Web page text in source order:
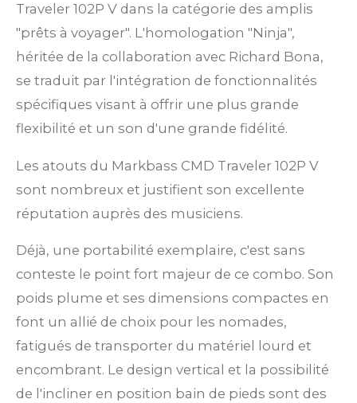
Traveler 102P V dans la catégorie des amplis
"prêts à voyager". L'homologation "Ninja",
héritée de la collaboration avec Richard Bona,
se traduit par l'intégration de fonctionnalités
spécifiques visant à offrir une plus grande
flexibilité et un son d'une grande fidélité.
Les atouts du Markbass CMD Traveler 102P V
sont nombreux et justifient son excellente
réputation auprès des musiciens.
Déjà, une portabilité exemplaire, c'est sans
conteste le point fort majeur de ce combo. Son
poids plume et ses dimensions compactes en
font un allié de choix pour les nomades,
fatigués de transporter du matériel lourd et
encombrant. Le design vertical et la possibilité
de l'incliner en position bain de pieds sont des